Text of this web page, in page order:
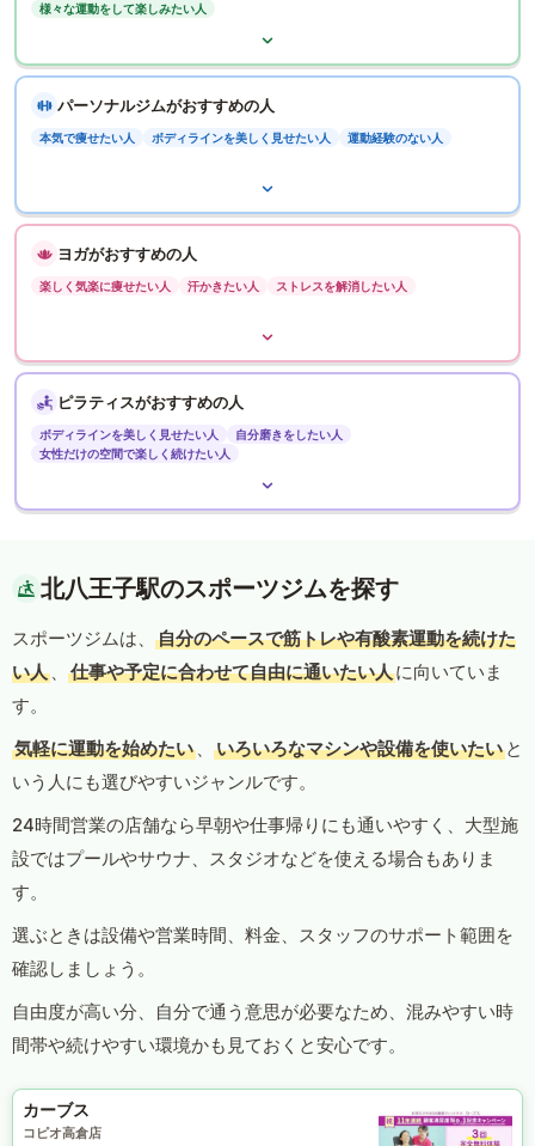
様々な運動をして楽しみたい人
パーソナルジムがおすすめの人
本気で痩せたい人 ボディラインを美しく見せたい人 運動経験のない人
ヨガがおすすめの人
楽しく気楽に痩せたい人 汗かきたい人 ストレスを解消したい人
ピラティスがおすすめの人
ボディラインを美しく見せたい人
自分磨きをしたい人
女性だけの空間で楽しく続けたい人
北八王子駅のスポーツジムを探す
スポーツジムは、
自分のペースで筋トレや有酸素運動を続けた
い人 、 仕事や予定に合わせて自由に通いたい人に向いていま
す。
気軽に運動を始めたい 、 いろいろなマシンや設備を使いたい と
いう人にも選びやすいジャンルです。
24時間営業の店舗なら早朝や仕事帰りにも通いやすく、大型施
設ではプールやサウナ、スタジオなどを使える場合もありま
す。
選ぶときは設備や営業時間、料金、スタッフのサポート範囲を
確認しましょう。
自由度が高い分、自分で通う意思が必要なため、混みやすい時
間帯や続けやすい環境かも見ておくと安心です。
カーブス
コピオ高倉店